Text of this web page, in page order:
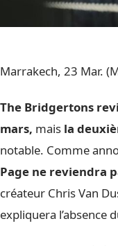
Marrakech, 23 Mar.
The Bridgertons
mars, mais la
notable. Comme
Page ne reviendra
créateur Chris Van
expliquera l’absence